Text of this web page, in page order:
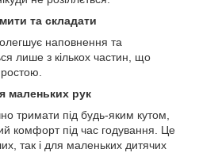
та складати
наповнення та
лише з кількох частин, що
маленьких рук
тримати під будь-яким кутом,
комфорт під час годування. Це
так і для маленьких дитячих